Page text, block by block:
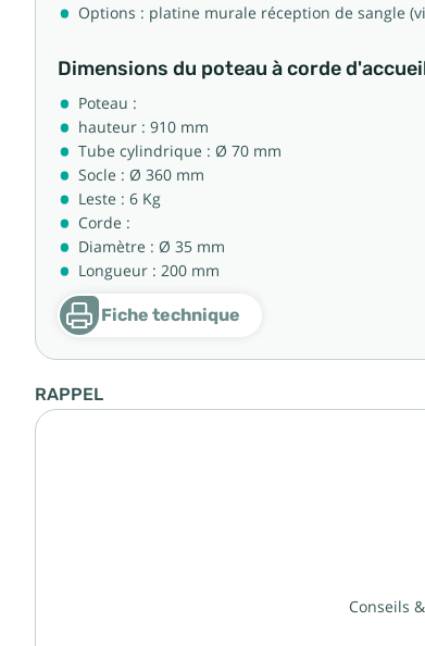
Options : platine murale réception de sangle
Dimensions du poteau à corde
Poteau :
hauteur : 910 mm
Tube cylindrique : Ø 70 mm
Socle : Ø 360 mm
Leste : 6 Kg
Corde :
Diamètre : Ø 35 mm
Longueur : 200 mm
Fiche technique
RAPPEL
Conseils